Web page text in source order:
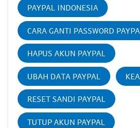
PAYPAL INDONESIA
CARA GANTI PASSWORD
HAPUS AKUN PAYPAL
UBAH DATA PAYPAL
RESET SANDI PAYPAL
TUTUP AKUN PAYPAL